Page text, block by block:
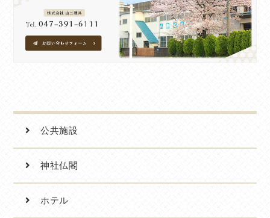
公共施設
神社仏閣
ホテル